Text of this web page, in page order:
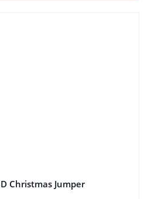
Christmas Jumper